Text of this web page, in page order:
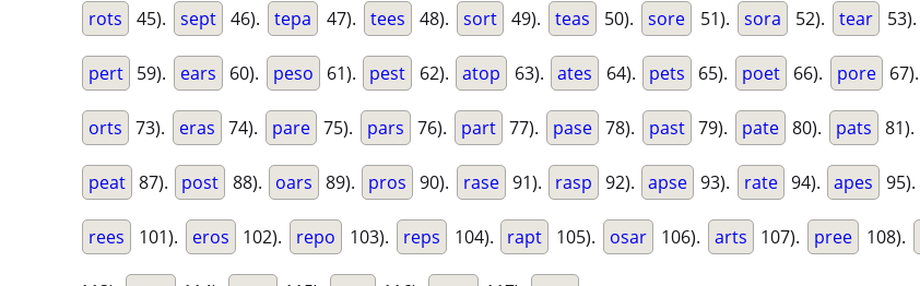
rots 45). sept 46). tepa 47). tees 48). sort 49). teas 50). sore 51). sora 52). tear 53).
pert 59). ears 60). peso 61). pest 62). atop 63). ates 64). pets 65). poet 66). pore 67).
orts 73). eras 74). pare 75). pars 76). part 77). pase 78). past 79). pate 80). pats 81).
peat 87). post 88). oars 89). pros 90). rase 91). rasp 92). apse 93). rate 94). apes 95).
rees 101). eros 102). repo 103). reps 104). rapt 105). osar 106). arts 107). pree 108).